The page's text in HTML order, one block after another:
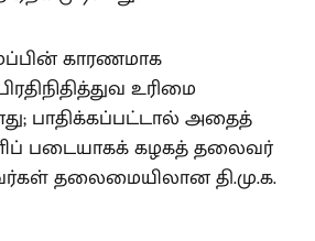
காரணமாக
உரிமை
பாதிக்கப்பட்டால் அதைத்
படையாகக் கழகத் தலைவர்
தலைமையிலான தி.மு.க.